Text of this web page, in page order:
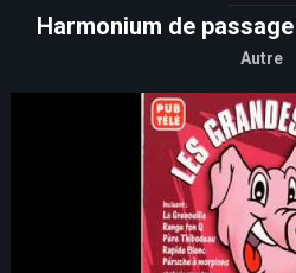
Harmonium de
Autre